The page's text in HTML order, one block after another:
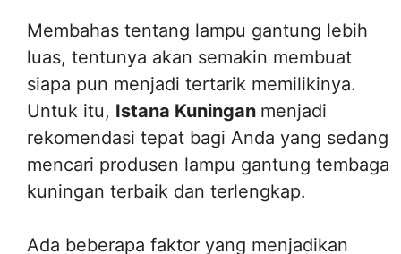
Membahas tentang lampu gantung lebih
luas, tentunya akan semakin membuat
siapa pun menjadi tertarik memilikinya.
Untuk itu, Istana Kuningan menjadi
rekomendasi tepat bagi Anda yang sedang
mencari produsen lampu gantung tembaga
kuningan terbaik dan terlengkap.
Ada beberapa faktor yang menjadikan